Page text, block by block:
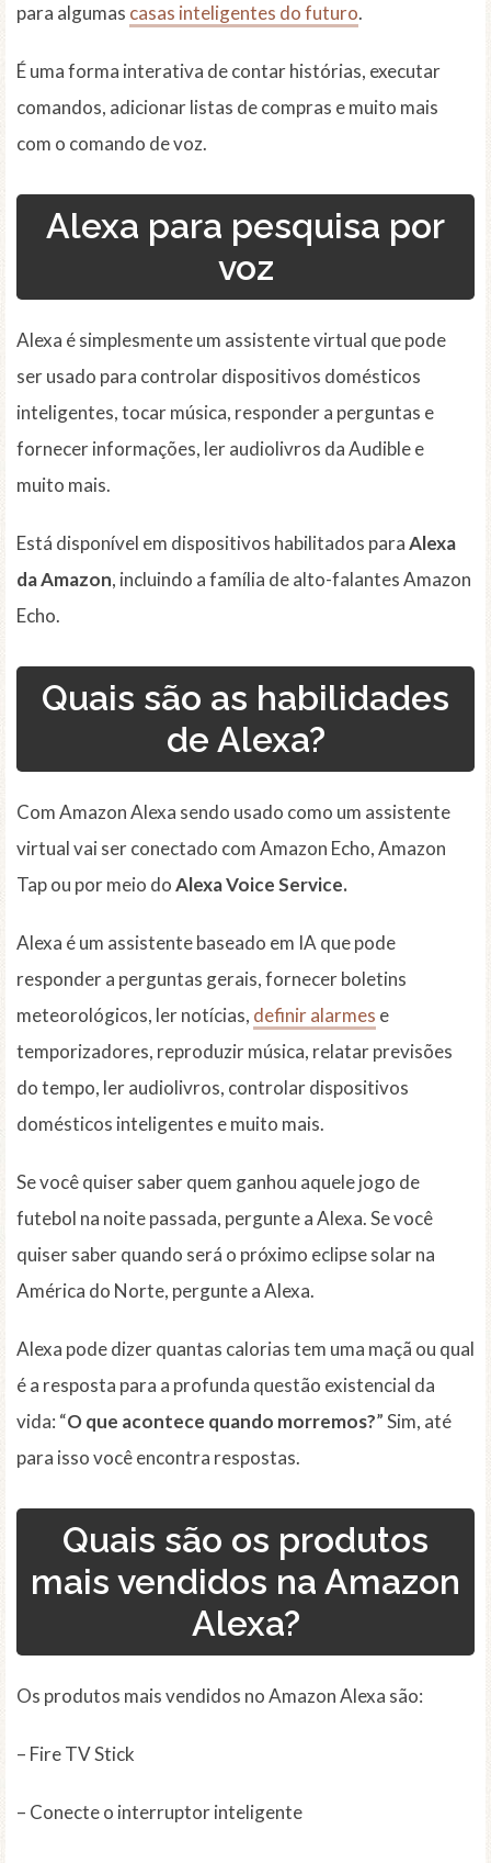
para algumas casas inteligentes do futuro.
É uma forma interativa de contar histórias, executar
comandos, adicionar listas de compras e muito mais
com o comando de voz.
Alexa para pesquisa por
voz
Alexa é simplesmente um assistente virtual que pode
ser usado para controlar dispositivos domésticos
inteligentes, tocar música, responder a perguntas e
fornecer informações, ler audiolivros da Audible e
muito mais.
Está disponível em dispositivos habilitados paraAlexa
da Amazon, incluindo a família de alto-falantes Amazon
Echo.
Quais são as habilidades
de Alexa?
Com Amazon Alexa sendo usado como um assistente
virtual vai ser conectado com Amazon Echo, Amazon
Tap ou por meio doAlexa Voice Service.
Alexa é um assistente baseado em IA que pode
responder a perguntas gerais, fornecer boletins
meteorológicos, ler notícias, definir alarmes e
temporizadores, reproduzir música, relatar previsões
do tempo, ler audiolivros, controlar dispositivos
domésticos inteligentes e muito mais.
Se você quiser saber quem ganhou aquele jogo de
futebol na noite passada, pergunte a Alexa. Se você
quiser saber quando será o próximo eclipse solar na
América do Norte, pergunte a Alexa.
Alexa pode dizer quantas calorias tem uma maçã ou qual
é a resposta para a profunda questão existencial da
vida: “O que acontece quando morremos?” Sim, até
para isso você encontra respostas.
Quais são os produtos
mais vendidos na Amazon
Alexa?
Os produtos mais vendidos no Amazon Alexa são:
– Fire TV Stick
– Conecte o interruptor inteligente